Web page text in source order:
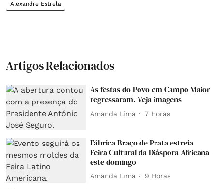
Alexandre Estrela
Artigos Relacionados
As festas do Povo em Campo Maior
regressaram. Veja imagens
Amanda Lima 7 Horas
Fábrica Braço de Prata estreia
Feira Cultural da Diáspora Africana
este domingo
Amanda Lima 9 Horas